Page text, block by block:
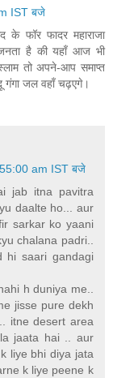
IST बजे
के फॉर फादर महाराजा
है की यहाँ आज भी
तो अपने-आप समाप्त
गंगा जल वहाँ चढ़एगे।
am IST बजे
jab itna pavitra
daalte ho... aur
sarkar ko yaani
chalana padri..
hi saari gandagi
h duniya me..
jisse pure dekh
itne desert area
jaata hai .. aur
liye bhi diya jata
k liye peene k